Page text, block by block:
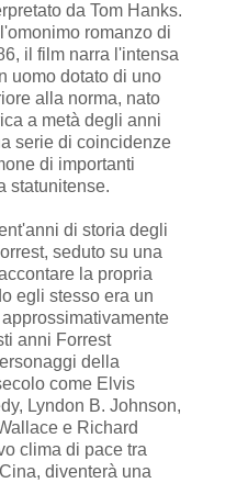
da Tom Hanks.
romanzo di
il film narra l'intensa
uomo dotato di uno
alla norma, nato
a metà degli anni
serie di coincidenze
di importanti
statunitense.
di storia degli
seduto su una
la propria
egli stesso era un
anni Forrest
della
come Elvis
Lyndon B. Johnson,
e Richard
clima di pace tra
diventerà una